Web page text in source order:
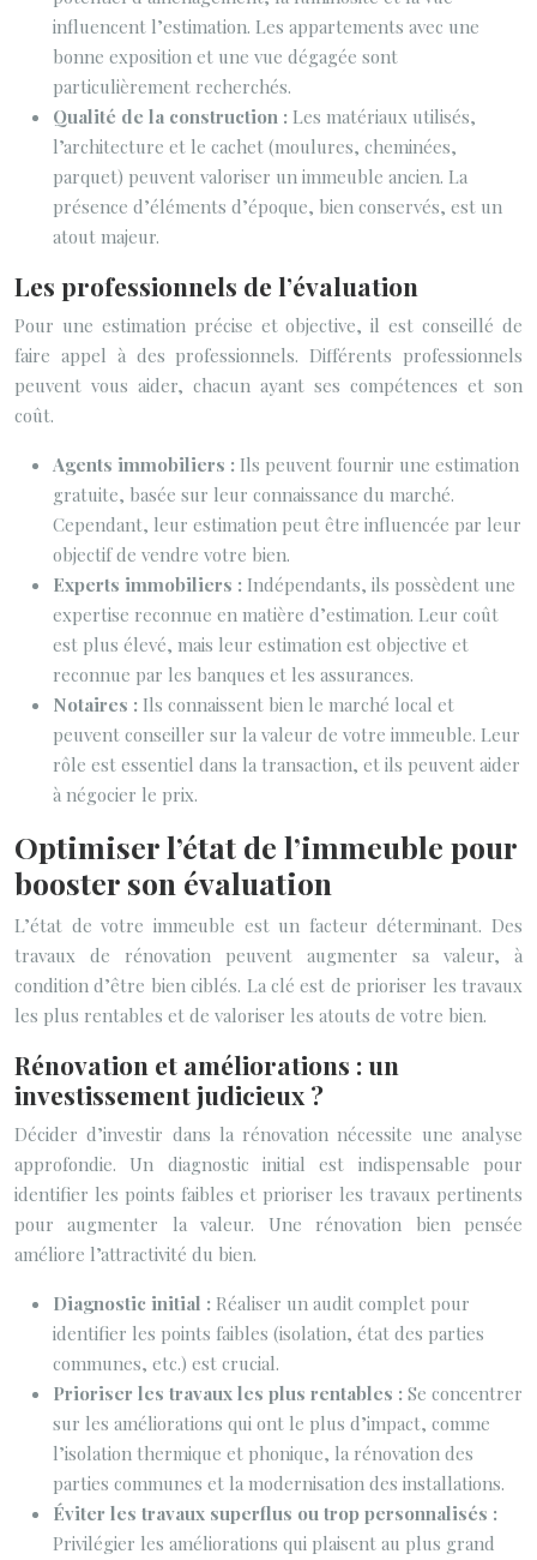
influencent l’estimation. Les appartements avec une
bonne exposition et une vue dégagée sont
particulièrement recherchés.
Qualité de la construction : Les matériaux utilisés,
l’architecture et le cachet (moulures, cheminées,
parquet) peuvent valoriser un immeuble ancien. La
présence d’éléments d’époque, bien conservés, est un
atout majeur.
Les professionnels de l’évaluation
Pour une estimation précise et objective, il est conseillé de
faire appel à des professionnels. Différents professionnels
peuvent vous aider, chacun ayant ses compétences et son
coût.
Agents immobiliers : Ils peuvent fournir une estimation
gratuite, basée sur leur connaissance du marché.
Cependant, leur estimation peut être influencée par leur
objectif de vendre votre bien.
Experts immobiliers : Indépendants, ils possèdent une
expertise reconnue en matière d’estimation. Leur coût
est plus élevé, mais leur estimation est objective et
reconnue par les banques et les assurances.
Notaires : Ils connaissent bien le marché local et
peuvent conseiller sur la valeur de votre immeuble. Leur
rôle est essentiel dans la transaction, et ils peuvent aider
à négocier le prix.
Optimiser l’état de l’immeuble pour
booster son évaluation
L’état de votre immeuble est un facteur déterminant. Des
travaux de rénovation peuvent augmenter sa valeur, à
condition d’être bien ciblés. La clé est de prioriser les travaux
les plus rentables et de valoriser les atouts de votre bien.
Rénovation et améliorations : un
investissement judicieux ?
Décider d’investir dans la rénovation nécessite une analyse
approfondie. Un diagnostic initial est indispensable pour
identifier les points faibles et prioriser les travaux pertinents
pour augmenter la valeur. Une rénovation bien pensée
améliore l’attractivité du bien.
Diagnostic initial : Réaliser un audit complet pour
identifier les points faibles (isolation, état des parties
communes, etc.) est crucial.
Prioriser les travaux les plus rentables : Se concentrer
sur les améliorations qui ont le plus d’impact, comme
l’isolation thermique et phonique, la rénovation des
parties communes et la modernisation des installations.
Éviter les travaux superflus ou trop personnalisés :
Privilégier les améliorations qui plaisent au plus grand